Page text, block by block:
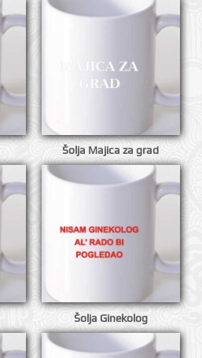
Šolja Majica za grad
Šolja Ginekolog